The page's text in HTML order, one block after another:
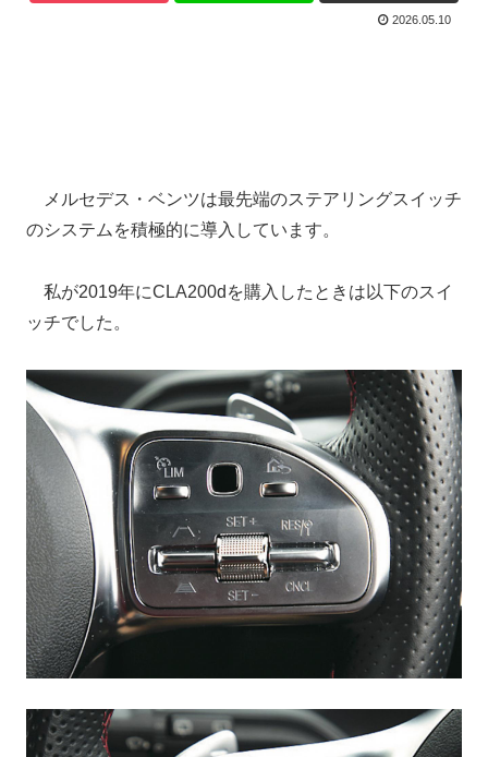
2026.05.10
メルセデス・ベンツは最先端のステアリングスイッチ
のシステムを積極的に導入しています。
私が2019年にCLA200dを購入したときは以下のスイ
ッチでした。